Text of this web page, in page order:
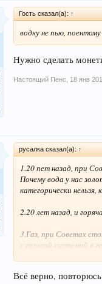
Гость сказал(а): ↑
водку не пью,
Нужно сделать
Настоящий Пенс 18 янв
русалка сказал(а): ↑
1.20 пет назад, при
Почему вода у нас
категорически
2.20 лет назад, и
3.Газ, при Советах
с газовой системой в
Всё верно,